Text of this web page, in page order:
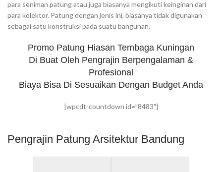
para seniman patung atau juga biasanya mengikuti keinginan dari
para kolektor. Patung dengan jenis ini, biasanya tidak digunakan
sebagai satu konstruksi pada suatu bangunan.
Promo Patung Hiasan Tembaga Kuningan
Di Buat Oleh Pengrajin Berpengalaman &
Profesional
Biaya Bisa Di Sesuaikan Dengan Budget Anda
[wpcdt-countdown id=”8483″]
Pengrajin Patung Arsitektur Bandung